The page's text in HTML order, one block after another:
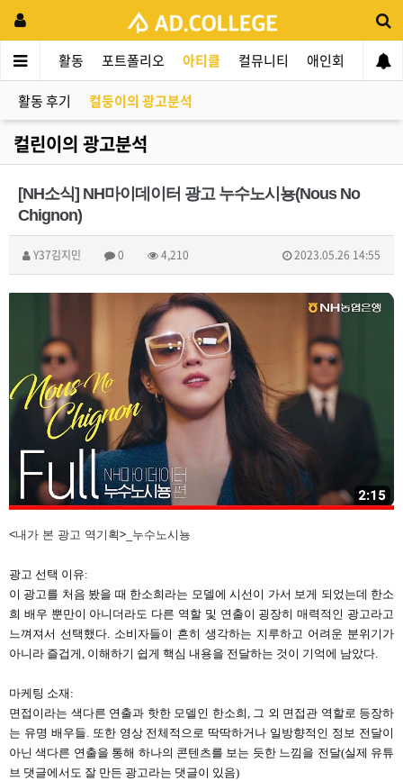
리지 활동 포트폴리오 아티클 컬뮤니티 애인회 신입
활동 후기 컬둥이의 광고분석
컬린이의 광고분석
[NH소식] NH마이데이터 광고 누수노시뇽(Nous No
Chignon)
Y37김지민 0 4,210 2023.05.26 14:55
<내가 본 광고 역기획>_ 누수노시뇽
광고 선택 이유:
이 광고를 처음 봤을 때 한소희라는 모델에 시선이 가서 보게 되었는데 한소
희 배우 뿐만이 아니더라도 다른 역할 및 연출이 굉장히 매력적인 광고라고
느껴져서 선택했다. 소비자들이 흔히 생각하는 지루하고 어려운 분위기가
아니라 즐겁게, 이해하기 쉽게 핵심 내용을 전달하는 것이 기억에 남았다.
마케팅 소재 :
면접이라는 색다른 연출과 핫한 모델인 한소희, 그 외 면접관 역할로 등장하
는 유명 배우들. 또한 영상 전체적으로 딱딱하거나 일방향적인 정보 전달이
아닌 색다른 연출을 통해 하나의 콘텐츠를 보는 듯한 느낌을 전달(실제 유튜
브 댓글에서도 잘 만든 광고라는 댓글이 있음)